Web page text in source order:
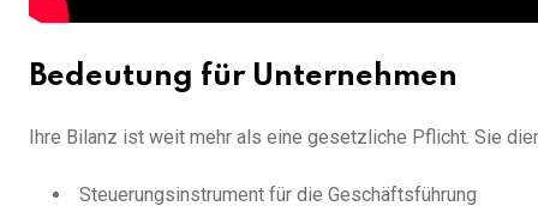
Bedeutung für Unternehmen
Ihre Bilanz ist weit mehr als eine gesetzliche Pflicht. Sie
Steuerungsinstrument für die Geschäftsführung